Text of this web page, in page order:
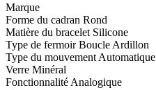
Marque
Forme du cadran Rond
Matière du bracelet Silicone
Type de fermoir Boucle Ardillon
Type du mouvement Automatique
Verre Minéral
Fonctionnalité Analogique